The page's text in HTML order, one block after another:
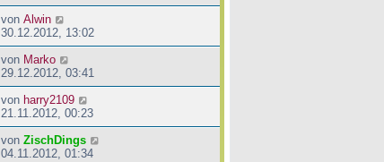
von Alwin
30.12.2012, 13:02
von Marko
29.12.2012, 03:41
von harry2109
21.11.2012, 00:23
von ZischDings
04.11.2012, 01:34